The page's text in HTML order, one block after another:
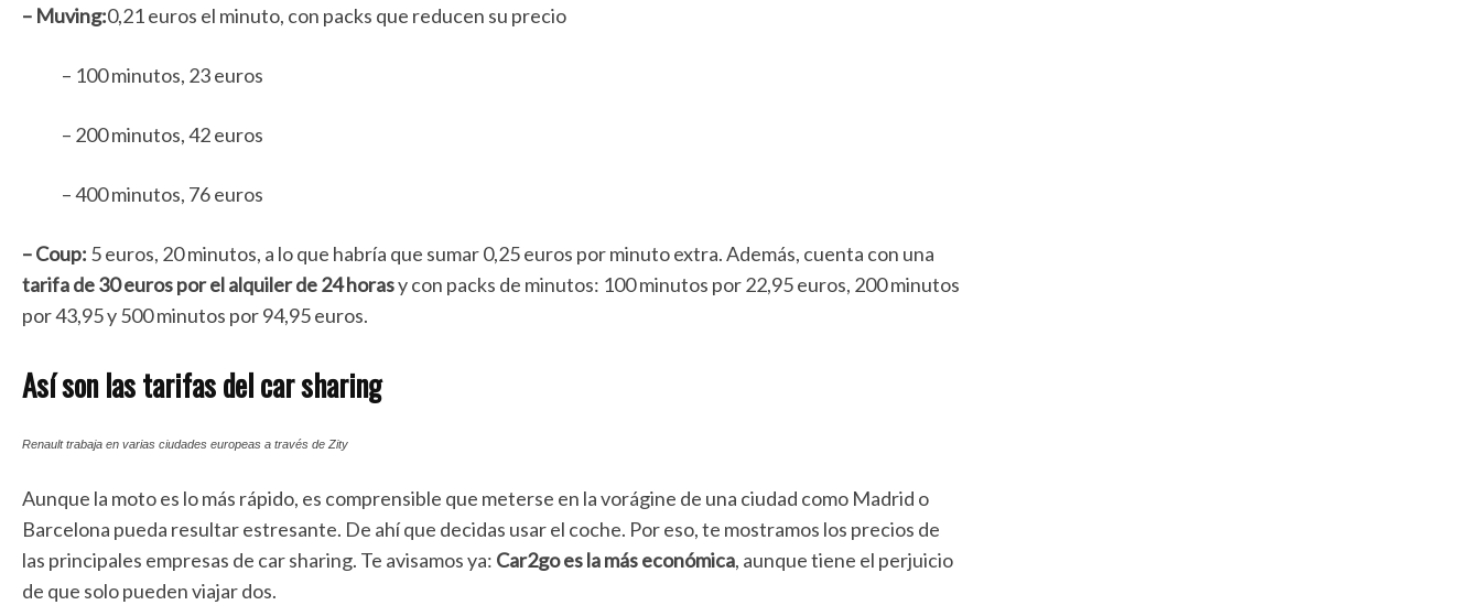
– Muving:0,21 euros el minuto, con packs que reducen su precio
– 100 minutos, 23 euros
– 200 minutos, 42 euros
– 400 minutos, 76 euros
– Coup: 5 euros, 20 minutos, a lo que habría que sumar 0,25 euros por minuto extra. Además, cuenta con una
tarifa de 30 euros por el alquiler de 24 horasy con packs de minutos: 100 minutos por 22,95 euros, 200 minutos
por 43,95 y 500 minutos por 94,95 euros.
Así son las tarifas del car sharing
Renault trabaja en varias ciudades europeas a través de Zity
Aunque la moto es lo más rápido, es comprensible que meterse en la vorágine de una ciudad como Madrid o
Barcelona pueda resultar estresante. De ahí que decidas usar el coche. Por eso, te mostramos los precios de
las principales empresas de car sharing. Te avisamos ya: Car2go es la más económica, aunque tiene el perjuicio
de que solo pueden viajar dos.